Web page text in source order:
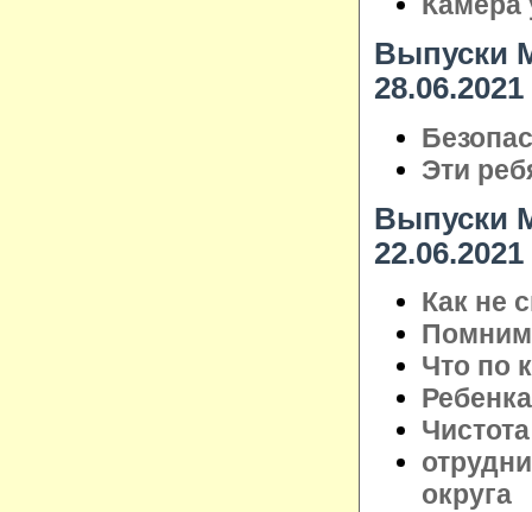
Выпуски
28.06.2021
Эти
Выпуски
22.06.2021
Как не
Помним
Что по
округа